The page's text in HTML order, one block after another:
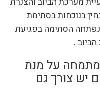
בנוכחות בסתימת
הסתימה בפגיעת
.
על מנת
יש צורך גם